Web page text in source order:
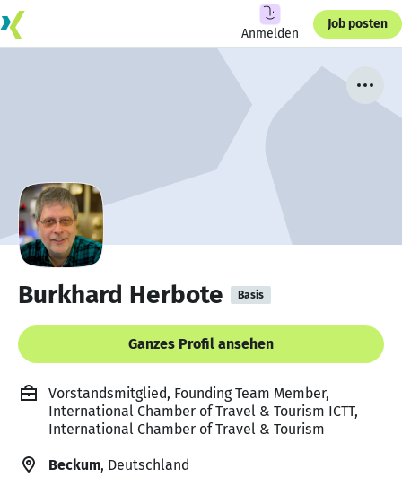
Anmelden
Job posten
Burkhard Herbote Basis
Ganzes Profil ansehen
Vorstandsmitglied, Founding Team Member,
International Chamber of Travel & Tourism ICTT,
International Chamber of Travel & Tourism
Beckum, Deutschland